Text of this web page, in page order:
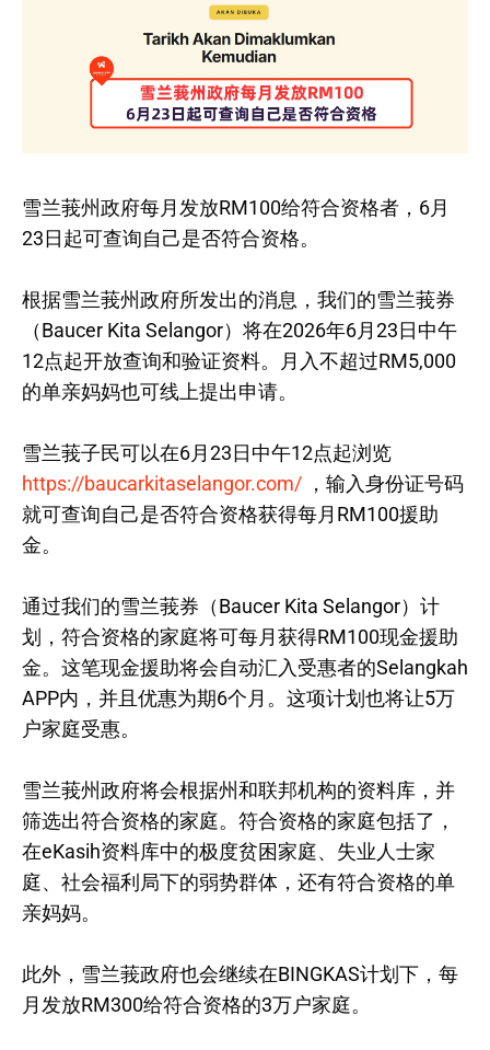
雪兰莪州政府每月发放RM100给符合资格者，6月
23日起可查询自己是否符合资格。
根据雪兰莪州政府所发出的消息，我们的雪兰莪券
（Baucer Kita Selangor）将在2026年6月23日中午
12点起开放查询和验证资料。月入不超过RM5,000
的单亲妈妈也可线上提出申请。
雪兰莪子民可以在6月23日中午12点起浏览
https://baucarkitaselangor.com/ ，输入身份证号码
就可查询自己是否符合资格获得每月RM100援助
金。
通过我们的雪兰莪券（Baucer Kita Selangor）计
划，符合资格的家庭将可每月获得RM100现金援助
金。这笔现金援助将会自动汇入受惠者的Selangkah
APP内，并且优惠为期6个月。这项计划也将让5万
户家庭受惠。
雪兰莪州政府将会根据州和联邦机构的资料库，并
筛选出符合资格的家庭。符合资格的家庭包括了，
在eKasih资料库中的极度贫困家庭、失业人士家
庭、社会福利局下的弱势群体，还有符合资格的单
亲妈妈。
此外，雪兰莪政府也会继续在BINGKAS计划下，每
月发放RM300给符合资格的3万户家庭。